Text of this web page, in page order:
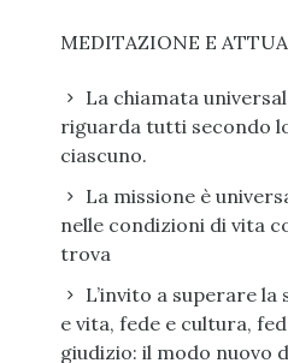
MEDITAZIONE E
La chiamata
riguarda tutti secondo
ciascuno.
La missione è
nelle condizioni di vita
trova
L’invito a superare
e vita, fede e cultura,
giudizio: il modo nuovo